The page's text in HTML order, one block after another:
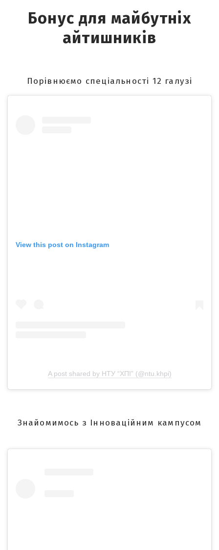
Бонус для майбутніх
айтишників
Порівнюємо спеціальності 12 галузі
View this post on Instagram
A post shared by НТУ “ХПІ” (@ntu.khpi)
Знайомимось з Інноваційним кампусом